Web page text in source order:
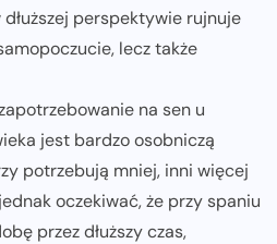
perspektywie rujnuje
lecz także
na sen u
jest bardzo osobniczą
potrzebują mniej, inni więcej
oczekiwać, że przy spaniu
przez dłuższy czas,